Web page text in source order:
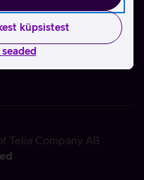
küpsistest
Telia Company AB